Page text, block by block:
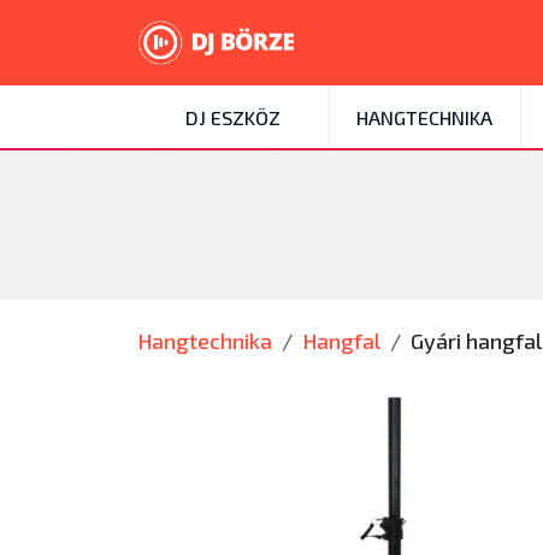
DJ ESZKÖZ HANGTECHNIKA
Hangtechnika Hangfal Gyári hangfal